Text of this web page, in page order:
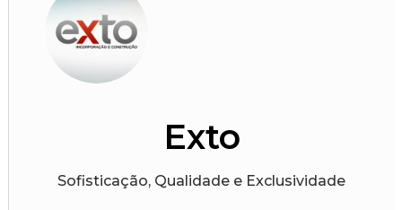
Exto
Sofisticação, Qualidade e Exclusividade